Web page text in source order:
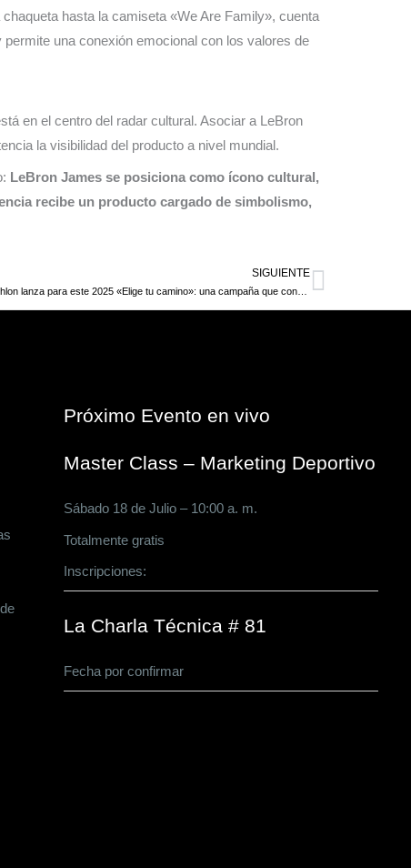
hasta la camiseta «We Are Family», cuenta
una conexión emocional con los valores de
en el centro del radar cultural. Asociar a LeBron
la visibilidad del producto a nivel mundial.
LeBron James se posiciona como ícono cultural,
recibe un producto cargado de simbolismo,
SIGUIENTE
Decathlon lanza para este 2025 «Elige tu camino»: una campaña que conecta desde el propósito, no desde el producto Siguiente
Próximo Evento en vivo
Master Class – Marketing Deportivo
Sábado 18 de Julio – 10:00 a. m.
Totalmente gratis
Inscripciones:
La Charla Técnica # 81
Fecha por confirmar